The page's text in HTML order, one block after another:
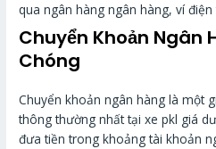
qua ngân hàng ngân hàng, ví
Chuyển Khoản Ngân
Chóng
Chuyển khoản ngân hàng là một
thông thường nhất tại xe pkl giá
đưa tiền trong khoảng tài khoản